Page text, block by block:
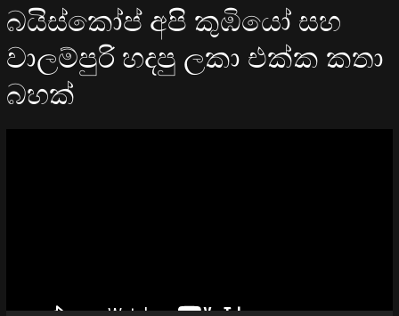
බයිස්කෝප් අපි කුඹියෝ සහ
වාලම්පුරි හදපු ලකා එක්ක කතා
බහක්